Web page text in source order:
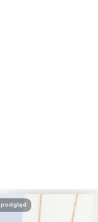
podgląd